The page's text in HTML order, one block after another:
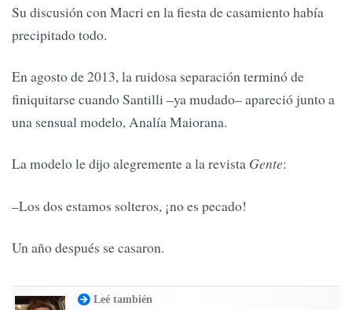
Su discusión con Macri en la fiesta de casamiento había
precipitado todo.
En agosto de 2013, la ruidosa separación terminó de
finiquitarse cuando Santilli –ya mudado– apareció junto a
una sensual modelo, Analía Maiorana.
La modelo le dijo alegremente a la revista Gente:
–Los dos estamos solteros, ¡no es pecado!
Un año después se casaron.
Leé también